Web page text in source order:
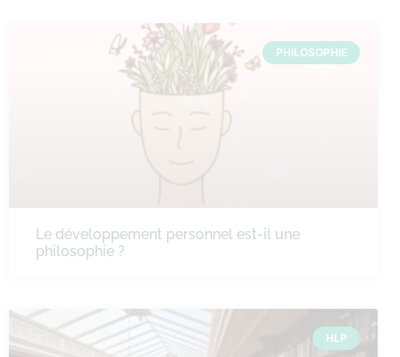
PHILOSOPHIE
Le développement personnel est-il une
philosophie ?
HLP